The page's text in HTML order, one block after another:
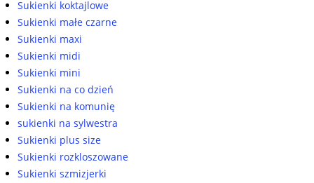
Sukienki koktajlowe
Sukienki małe czarne
Sukienki maxi
Sukienki midi
Sukienki mini
Sukienki na co dzień
Sukienki na komunię
sukienki na sylwestra
Sukienki plus size
Sukienki rozkloszowane
Sukienki szmizjerki